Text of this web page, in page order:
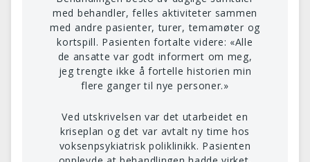
med behandler, felles aktiviteter sammen
med andre pasienter, turer, temamøter og
kortspill. Pasienten fortalte videre: «Alle
de ansatte var godt informert om meg,
jeg trengte ikke å fortelle historien min
flere ganger til nye personer.»
Ved utskrivelsen var det utarbeidet en
kriseplan og det var avtalt ny time hos
voksenpsykiatrisk poliklinikk. Pasienten